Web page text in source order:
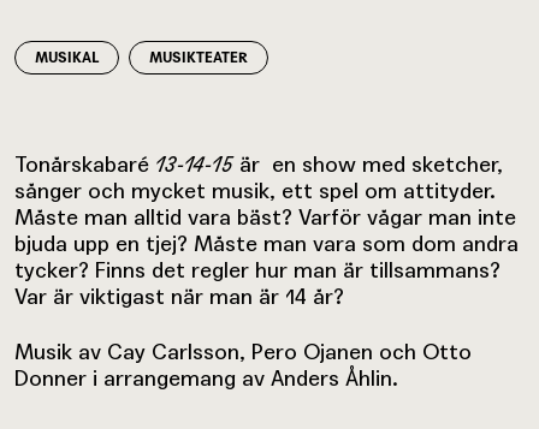
MUSIKAL MUSIKTEATER
Tonårskabaré 13-14-15är en show med sketcher,
sånger och mycket musik, ett spel om attityder.
Måste man alltid vara bäst? Varför vågar man inte
bjuda upp en tjej? Måste man vara som dom andra
tycker? Finns det regler hur man är tillsammans?
Var är viktigast när man är 14 år?
Musik av Cay Carlsson, Pero Ojanen och Otto
Donner i arrangemang av Anders Åhlin.